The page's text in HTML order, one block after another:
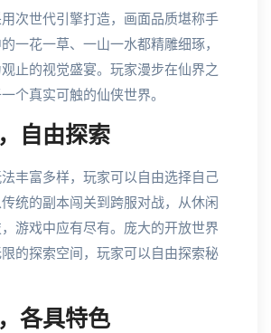
次世代引擎打造，画面品质堪称手
一花一草、一山一水都精雕细琢，
止的视觉盛宴。玩家漫步在仙界之
个真实可触的仙侠世界。
自由探索
丰富多样，玩家可以自由选择自己
统的副本闯关到跨服对战，从休闲
游戏中应有尽有。庞大的开放世界
的探索空间，玩家可以自由探索秘
各具特色